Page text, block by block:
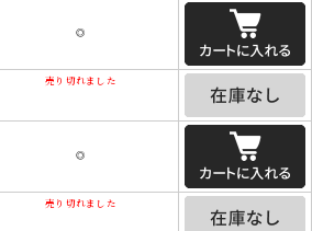
◎
売り切れました
◎
売り切れました